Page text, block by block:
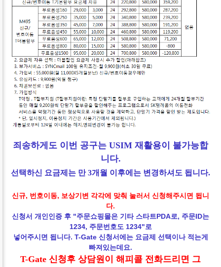
죄송하게도 이번 공구는 USIM 재활용이 불가능합
니다.
선택하신 요금제는 만 3개월 이후에는 변경하셔도 됩니다.
신규, 번호이동, 보상기변 각각에 맞춰 눌러서 신청해주시면 됩니
다.
신청서 개인인증 후 "주문쇼핑몰은 기타 스타트PDA로, 주문ID는
1234, 주문번호도 1234"로
넣어주시면 됩니다. T-Gate 신청서에는 요금제 선택이나 적는게
빠져있는데요.
T-Gate 신청후 상담원이 해피콜 전화드리면 그